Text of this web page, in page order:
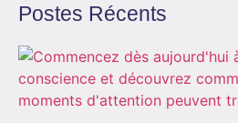
Postes Récents